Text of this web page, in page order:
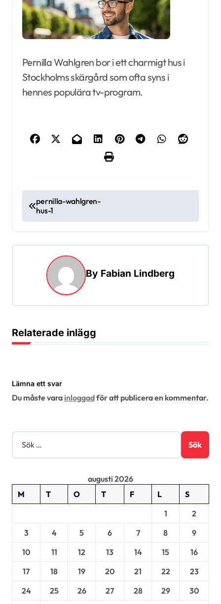
Pernilla Wahlgren bor i ett charmigt hus i
Stockholms skärgård som ofta syns i
hennes populära tv-program.
l
ä
a
v
e
n
g
pernilla-wahlgren-
hus-1
By Fabian Lindberg
Relaterade inlägg
Lämna ett svar
Du måste vara inloggadför att publicera en kommentar.
S
k
e
augusti 2026
M
T O T F L
S
1
2
3
4 5 6 7 8
9
10
11 12 13 14 15
16
17
18 19 20 21 22
23
24
25 26 27 28 29
30